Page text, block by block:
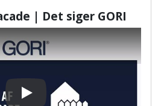
| Det siger GORI
Play